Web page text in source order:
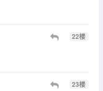
22楼
23楼